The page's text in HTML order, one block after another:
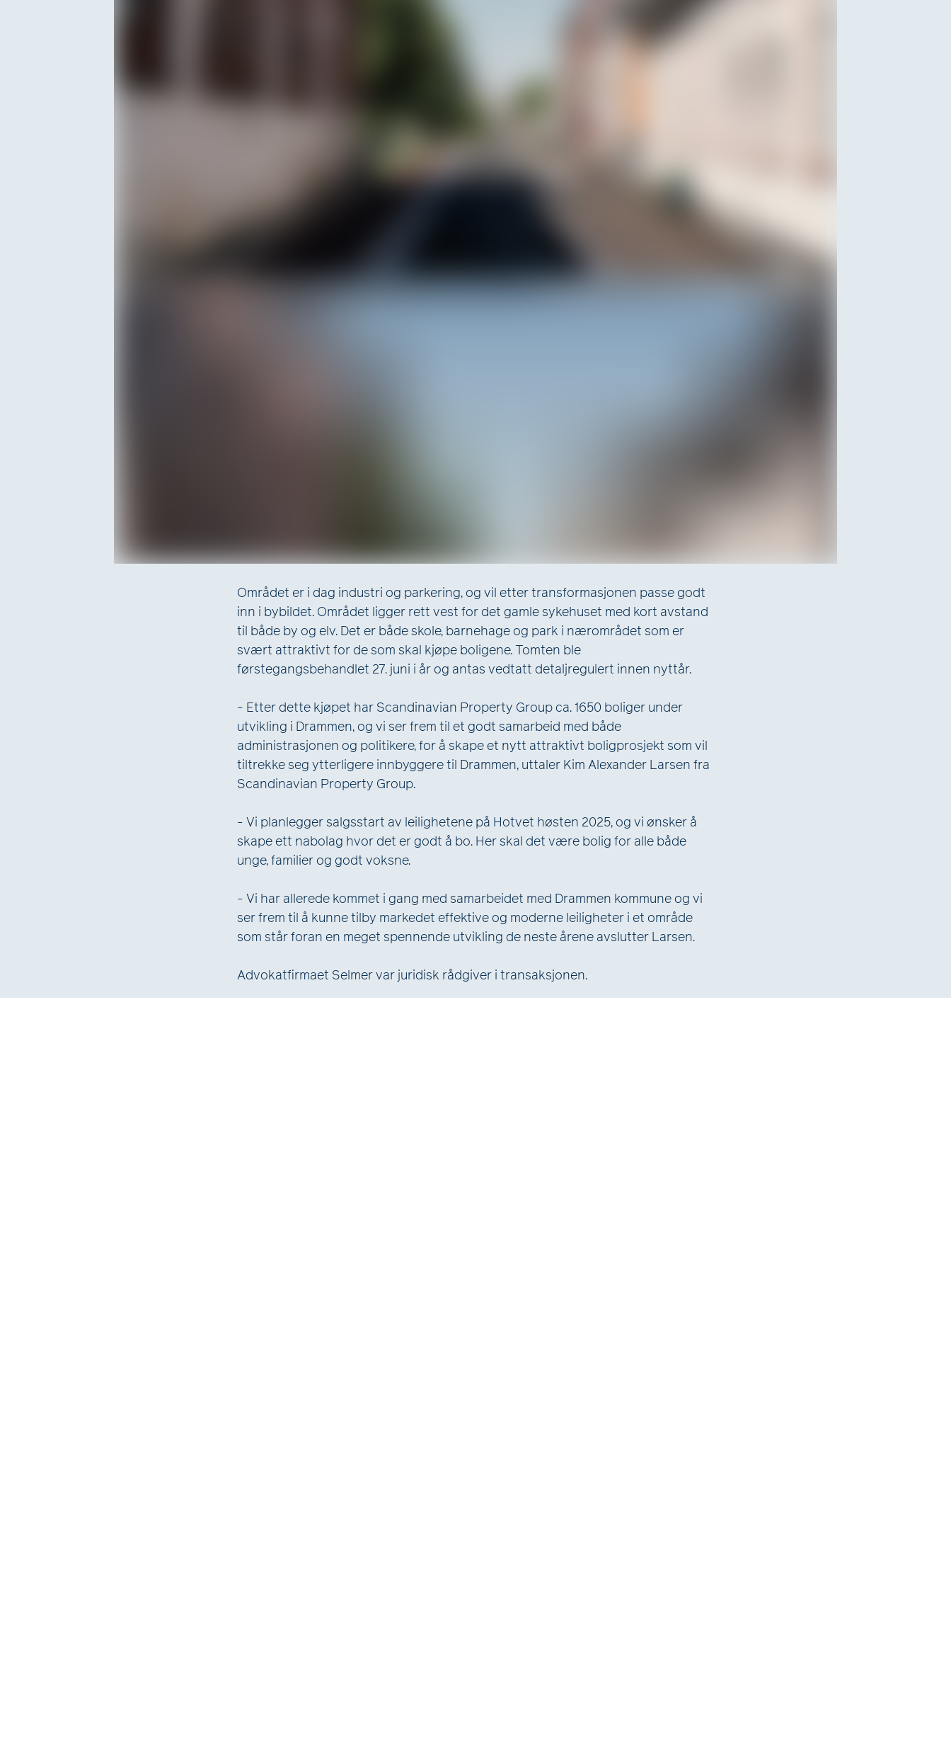
Området er i dag industri og parkering, og vil etter transformasjonen passe godt
inn i bybildet. Området ligger rett vest for det gamle sykehuset med kort avstand
til både by og elv. Det er både skole, barnehage og park i nærområdet som er
svært attraktivt for de som skal kjøpe boligene. Tomten ble
førstegangsbehandlet 27. juni i år og antas vedtatt detaljregulert innen nyttår.
- Etter dette kjøpet har Scandinavian Property Group ca. 1650 boliger under
utvikling i Drammen, og vi ser frem til et godt samarbeid med både
administrasjonen og politikere, for å skape et nytt attraktivt boligprosjekt som vil
tiltrekke seg ytterligere innbyggere til Drammen, uttaler Kim Alexander Larsen fra
Scandinavian Property Group.
- Vi planlegger salgsstart av leilighetene på Hotvet høsten 2025, og vi ønsker å
skape ett nabolag hvor det er godt å bo. Her skal det være bolig for alle både
unge, familier og godt voksne.
- Vi har allerede kommet i gang med samarbeidet med Drammen kommune og vi
ser frem til å kunne tilby markedet effektive og moderne leiligheter i et område
som står foran en meget spennende utvikling de neste årene avslutter Larsen.
Advokatfirmaet Selmer var juridisk rådgiver i transaksjonen.